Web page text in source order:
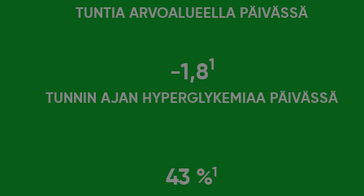
TUNTIA ARVOALUEELLA PÄIVÄSSÄ
-1,81
TUNNIN AJAN HYPERGLYKEMIAA PÄIVÄSSÄ
43 %1